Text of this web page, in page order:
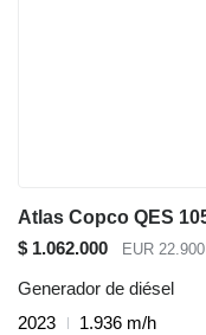
$ 1.062.000 EUR 22.900
Generador de diésel
2023
1.936 m/h